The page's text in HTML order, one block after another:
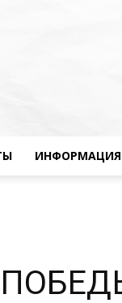
ИНФОРМАЦИЯ